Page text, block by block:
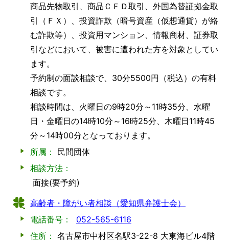
商品先物取引、商品ＣＦＤ取引、外国為替証拠金取
引（ＦＸ）、投資詐欺（暗号資産（仮想通貨）が絡
む詐欺等）、投資用マンション、情報商材、証券取
引などにおいて、被害に遭われた方を対象としてい
ます。
予約制の面談相談で、30分5500円（税込）の有料
相談です。
相談時間は、火曜日の9時20分～11時35分、水曜
日・金曜日の14時10分～16時25分、木曜日11時45
分～14時00分となっております。
所属：
民間団体
相談方法：
面接(要予約)
高齢者・障がい者相談（愛知県弁護士会）
電話番号：
052-565-6116
住所： 名古屋市中村区名駅3-22-8 大東海ビル4階